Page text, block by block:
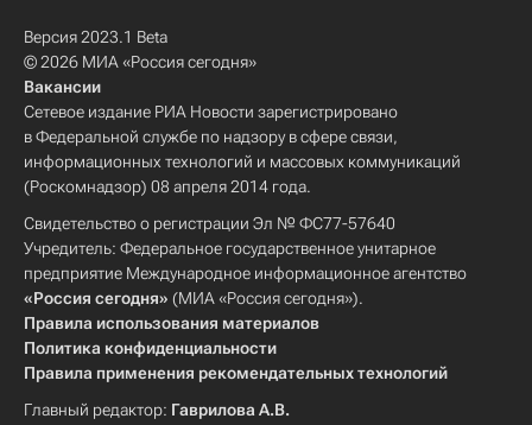
Версия 2023.1 Beta
© 2026 МИА «Россия сегодня»
Вакансии
Сетевое издание РИА Новости зарегистрировано
в Федеральной службе по надзору в сфере связи,
информационных технологий и массовых коммуникаций
(Роскомнадзор) 08 апреля 2014 года.
Свидетельство о регистрации Эл № ФС77-57640
Учредитель: Федеральное государственное унитарное
предприятие Международное информационное агентство
«Россия сегодня» (МИА «Россия сегодня»).
Правила использования материалов
Политика конфиденциальности
Правила применения рекомендательных технологий
Главный редактор: Гаврилова А.В.